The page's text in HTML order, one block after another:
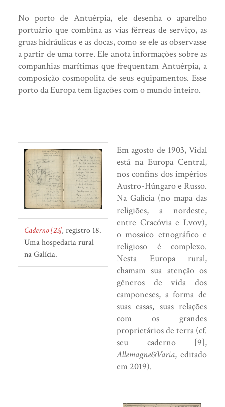
No porto de Antuérpia, ele desenha o aparelho
portuário que combina as vias férreas de serviço, as
gruas hidráulicas e as docas, como se ele as observasse
a partir de uma torre. Ele anota informações sobre as
companhias marítimas que frequentam Antuérpia, a
composição cosmopolita de seus equipamentos. Esse
porto da Europa tem ligações com o mundo inteiro.
Em agosto de 1903, Vidal
está na Europa Central,
nos confins dos impérios
Austro-Húngaro e Russo.
Na Galícia (no mapa das
religiões, a nordeste,
entre Cracóvia e Lvov),
o mosaico etnográfico e
religioso é complexo.
Nesta Europa rural,
chamam sua atenção os
gêneros de vida dos
camponeses, a forma de
suas casas, suas relações
com os grandes
proprietários de terra (cf.
seu caderno [9],
Allemagne&Varia, editado
em 2019).
Caderno [23], registro 18.
Uma hospedaria rural
na Galícia.